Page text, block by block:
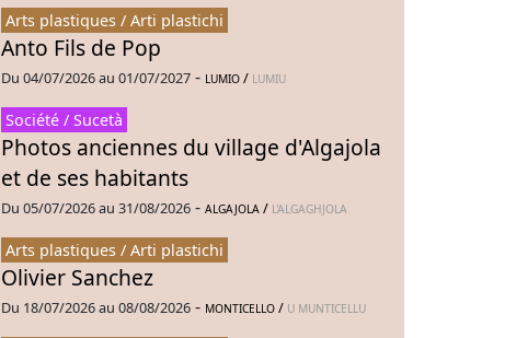
Arts plastiques / Arti plastichi
Anto Fils de Pop
Du 04/07/2026 au 01/07/2027 - LUMIO / LUMIU
Société / Sucetà
Photos anciennes du village d'Algajola
et de ses habitants
Du 05/07/2026 au 31/08/2026 - ALGAJOLA / L'ALGAGHJOLA
Arts plastiques / Arti plastichi
Olivier Sanchez
Du 18/07/2026 au 08/08/2026 - MONTICELLO / U MUNTICELLU